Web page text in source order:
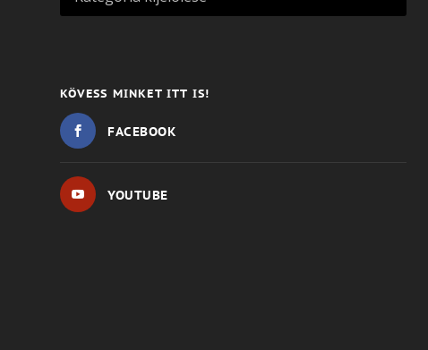
KÖVESS MINKET ITT IS!
FACEBOOK
YOUTUBE